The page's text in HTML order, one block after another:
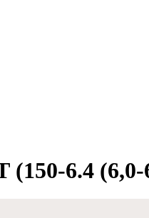
6.4 (6,0-